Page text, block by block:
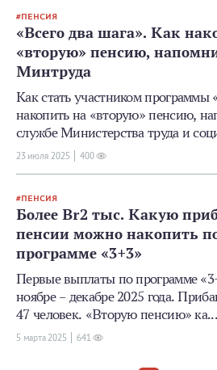
ПЕНСИЯ
«Всего два шага». Как
«вторую» пенсию,
Минтруда
Как стать участником программы
накопить на «вторую» пенсию,
службе Министерства труда и
23 июля 2025 400
ПЕНСИЯ
Более Br2 тыс. Какую
пенсии можно накопить
программе «3+3»
Первые выплаты по программе
ноябре – декабре 2025 года.
47 человек. «Вторую пенсию» ка...
5 мартa 2025 641